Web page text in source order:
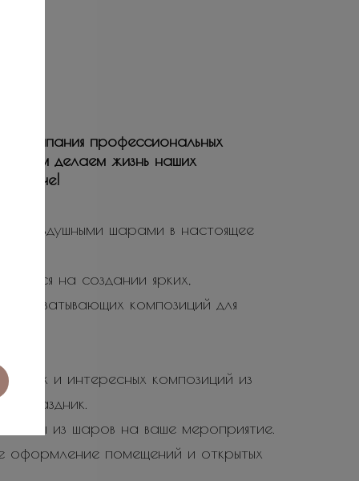
компания профессиональных
делаем жизнь наших
и ярче!
воздушными шарами в настоящее
на создании ярких,
захватывающих композиций для
и интересных композиций из
праздник.
из шаров на ваше мероприятие.
оформление помещений и открытых